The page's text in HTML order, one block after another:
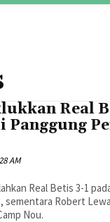
Real
Panggung
AM
Real Betis 3-1
sementara Robert
Nou.